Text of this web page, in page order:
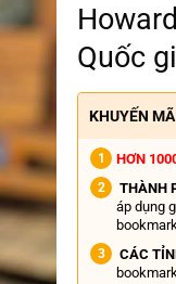
Quốc
KHUYẾN
HƠN
THÀNH
áp dụng
CÁC